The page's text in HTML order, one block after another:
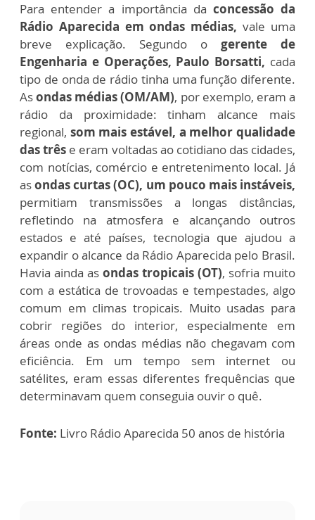
Para entender a importância da concessão da
Rádio Aparecida em ondas médias,vale uma
breve explicação. Segundo o gerente de
Engenharia e Operações, Paulo Borsatti, cada
tipo de onda de rádio tinha uma função diferente.
Asondas médias (OM/AM), por exemplo, eram a
rádio da proximidade: tinham alcance mais
regional, som mais estável, a melhor qualidade
das três e eram voltadas ao cotidiano das cidades,
com notícias, comércio e entretenimento local. Já
asondas curtas (OC), um pouco mais instáveis,
permitiam transmissões a longas distâncias,
refletindo na atmosfera e alcançando outros
estados e até países, tecnologia que ajudou a
expandir o alcance da Rádio Aparecida pelo Brasil.
Havia ainda as ondas tropicais (OT), sofria muito
com a estática de trovoadas e tempestades, algo
comum em climas tropicais. Muito usadas para
cobrir regiões do interior, especialmente em
áreas onde as ondas médias não chegavam com
eficiência. Em um tempo sem internet ou
satélites, eram essas diferentes frequências que
determinavam quem conseguia ouvir o quê.
Fonte: Livro Rádio Aparecida 50 anos de história